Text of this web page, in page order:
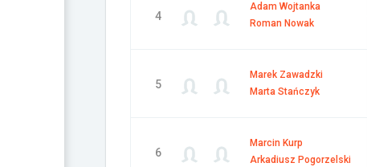
4
Adam Wojtanka
Roman Nowak
5
Marek Zawadzki
Marta Stańczyk
6
Marcin Kurp
Arkadiusz Pogorzelski